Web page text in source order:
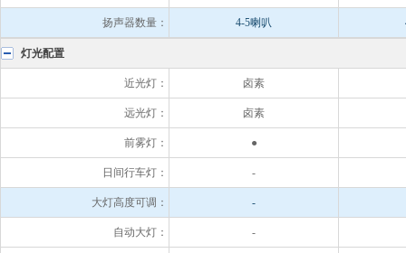
扬声器数量： 4-5喇叭
灯光配置
近光灯： 卤素
远光灯： 卤素
前雾灯： ●
日间行车灯： -
大灯高度可调： -
自动大灯： -